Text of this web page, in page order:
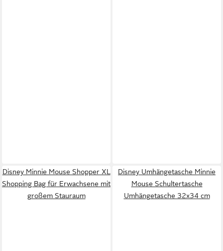
Disney Minnie Mouse Shopper XL
Shopping Bag für Erwachsene mit
großem Stauraum
Disney Umhängetasche Minnie
Mouse Schultertasche
Umhängetasche 32x34 cm